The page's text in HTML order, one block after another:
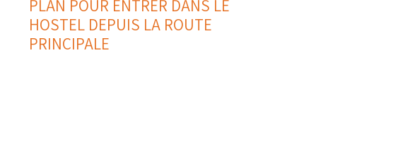
PLAN POUR ENTRER DANS LE
HOSTEL DEPUIS LA ROUTE
PRINCIPALE